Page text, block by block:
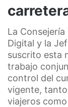
La
Digital y la
suscrito esta
trabajo
control del
vigente,
viajeros